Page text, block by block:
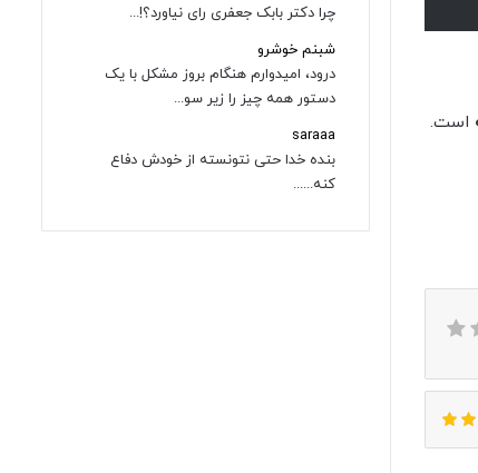
است.
چرا دکتر بابک جعفری رای نیاورد؟!...
شبنم خوشرو
درود، امیدوارم هنگام بروز مشکل با یک
دستور همه چیز را زیر سو...
saraaa
بنده خدا حتی نتونسته از خودش دفاع
کنه......